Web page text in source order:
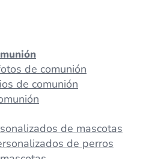
de comunión
de comunión
de mascotas
de perros